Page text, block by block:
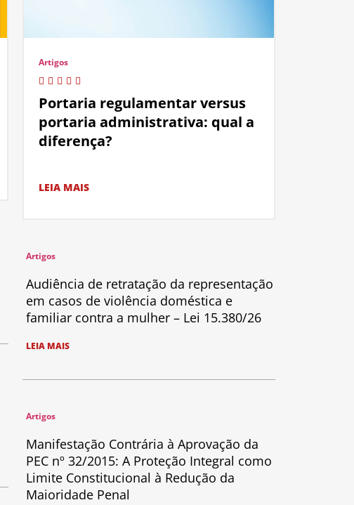
Artigos
Portaria regulamentar versus
portaria administrativa: qual a
diferença?
LEIA MAIS
Artigos
Audiência de retratação da representação
em casos de violência doméstica e
familiar contra a mulher – Lei 15.380/26
LEIA MAIS
Artigos
Manifestação Contrária à Aprovação da
PEC nº 32/2015: A Proteção Integral como
Limite Constitucional à Redução da
Maioridade Penal